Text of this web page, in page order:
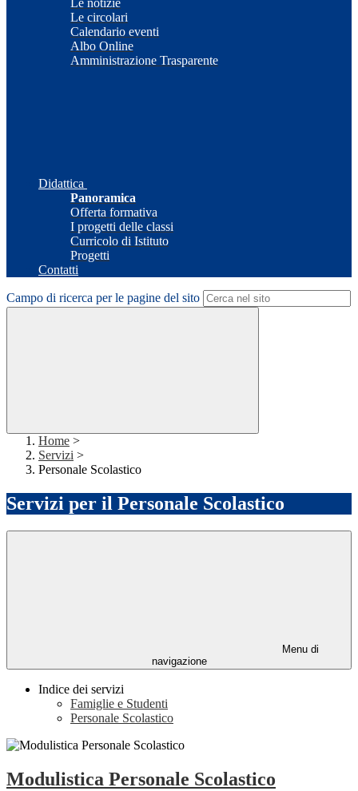
Le notizie
Le circolari
Calendario eventi
Albo Online
Amministrazione Trasparente
Didattica
Panoramica
Offerta formativa
I progetti delle classi
Curricolo di Istituto
Progetti
Contatti
Campo di ricerca per le pagine del sito
Home >
Servizi >
Personale Scolastico
Servizi per il Personale Scolastico
Menu di
navigazione
Indice dei servizi
Famiglie e Studenti
Personale Scolastico
Modulistica Personale Scolastico